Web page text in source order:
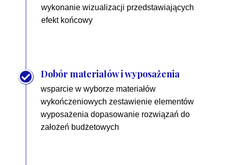
wykonanie wizualizacji przedstawiających
efekt końcowy
Dobór materiałów i wyposażenia
wsparcie w wyborze materiałów
wykończeniowych zestawienie elementów
wyposażenia dopasowanie rozwiązań do
założeń budżetowych